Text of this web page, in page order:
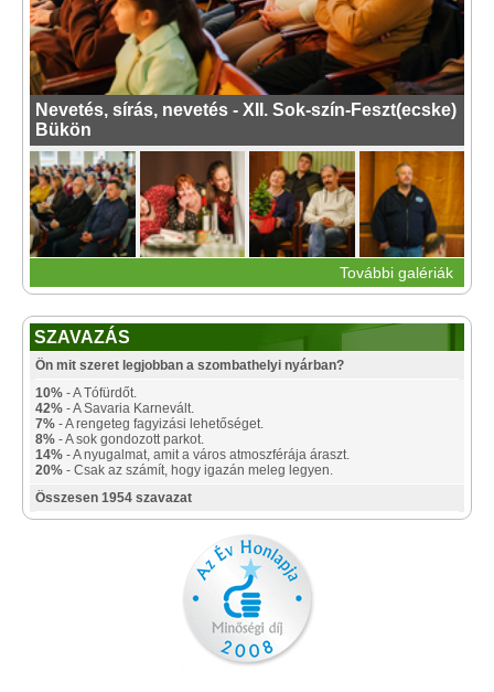
Nevetés, sírás, nevetés - XII. Sok-szín-Feszt(ecske)
Bükön
További galériák
SZAVAZÁS
Ön mit szeret legjobban a szombathelyi nyárban?
10% - A Tófürdőt.
42% - A Savaria Karnevált.
7% - A rengeteg fagyizási lehetőséget.
8% - A sok gondozott parkot.
14% - A nyugalmat, amit a város atmoszférája áraszt.
20% - Csak az számít, hogy igazán meleg legyen.
Összesen 1954 szavazat